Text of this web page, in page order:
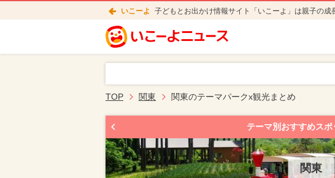
いこーよ 子どもとお出かけ情報サイト「いこーよ」は親子の成
TOP 関東 関東のテーマパークx観光まとめ
テーマ別おすすめス
関東